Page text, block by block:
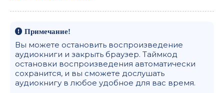
Примечание!
Вы можете остановить воспроизведение
аудиокниги и закрыть браузер. Таймкод
остановки воспроизведения автоматически
сохранится, и вы сможете дослушать
аудиокнигу в любое удобное для вас время.